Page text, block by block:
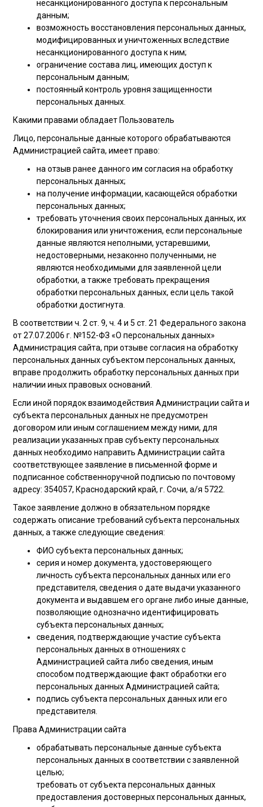
несанкционированного доступа к персональным
данным;
возможность восстановления персональных данных,
модифицированных и уничтоженных вследствие
несанкционированного доступа к ним;
ограничение состава лиц, имеющих доступ к
персональным данным;
постоянный контроль уровня защищенности
персональных данных.
Какими правами обладает Пользователь
Лицо, персональные данные которого обрабатываются
Администрацией сайта, имеет право:
на отзыв ранее данного им согласия на обработку
персональных данных;
на получение информации, касающейся обработки
персональных данных;
требовать уточнения своих персональных данных, их
блокирования или уничтожения, если персональные
данные являются неполными, устаревшими,
недостоверными, незаконно полученными, не
являются необходимыми для заявленной цели
обработки, а также требовать прекращения
обработки персональных данных, если цель такой
обработки достигнута.
В соответствии ч. 2 ст. 9, ч. 4 и 5 ст. 21 Федерального закона
от 27.07.2006 г. №152-ФЗ «О персональных данных»
Администрация сайта, при отзыве согласия на обработку
персональных данных субъектом персональных данных,
вправе продолжить обработку персональных данных при
наличии иных правовых оснований.
Если иной порядок взаимодействия Администрации сайта и
субъекта персональных данных не предусмотрен
договором или иным соглашением между ними, для
реализации указанных прав субъекту персональных
данных необходимо направить Администрации сайта
соответствующее заявление в письменной форме и
подписанное собственноручной подписью по почтовому
адресу: 354057, Краснодарский край, г. Сочи, а/я 5722.
Такое заявление должно в обязательном порядке
содержать описание требований субъекта персональных
данных, а также следующие сведения:
ФИО субъекта персональных данных;
серия и номер документа, удостоверяющего
личность субъекта персональных данных или его
представителя, сведения о дате выдачи указанного
документа и выдавшем его органе либо иные данные,
позволяющие однозначно идентифицировать
субъекта персональных данных;
сведения, подтверждающие участие субъекта
персональных данных в отношениях с
Администрацией сайта либо сведения, иным
способом подтверждающие факт обработки его
персональных данных Администрацией сайта;
подпись субъекта персональных данных или его
представителя.
Права Администрации сайта
обрабатывать персональные данные субъекта
персональных данных в соответствии с заявленной
целью;
требовать от субъекта персональных данных
предоставления достоверных персональных данных,